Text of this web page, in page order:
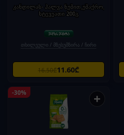
კანდილას- ჰალვა ნუშით,უშაქრო,
სტევეათი 200გ
თხილეული / მზესუმზირა / ჩირი
16.50₾11.60₾
-30% +